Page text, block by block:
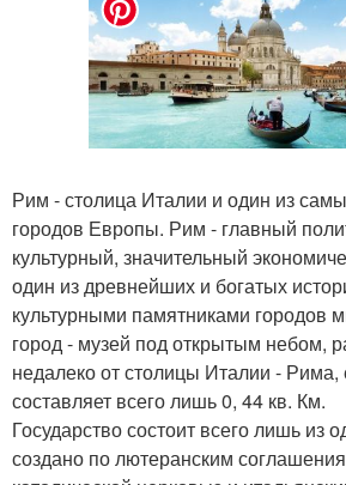
Рим - столица Италии и один из
городов Европы. Рим - главный
культурный, значительный
один из древнейших и богатых
культурными памятниками городов
город - музей под открытым небом,
недалеко от столицы Италии -
составляет всего лишь 0, 44 кв. Км.
Государство состоит всего лишь из
создано по лютеранским